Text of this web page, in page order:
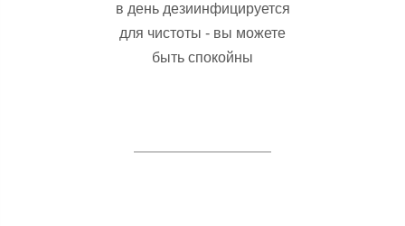
в день дезиинфицируется
для чистоты - вы можете
быть спокойны